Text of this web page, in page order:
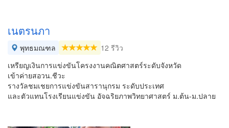
เนตรนภา
พุทธมณฑล
12 รีวิว
เหรียญเงินการแข่งขันโครงงานคณิตศาสตร์ระดับจังหวัด
เข้าค่ายสอวน.ชีวะ
รางวัลชมเชยการแข่งขันสารานุกรม ระดับประเทศ
และตัวแทนโรงเรียนแข่งขัน อัจฉริยภาพวิทยาศาสตร์ ม.ต้น-ม.ปลาย